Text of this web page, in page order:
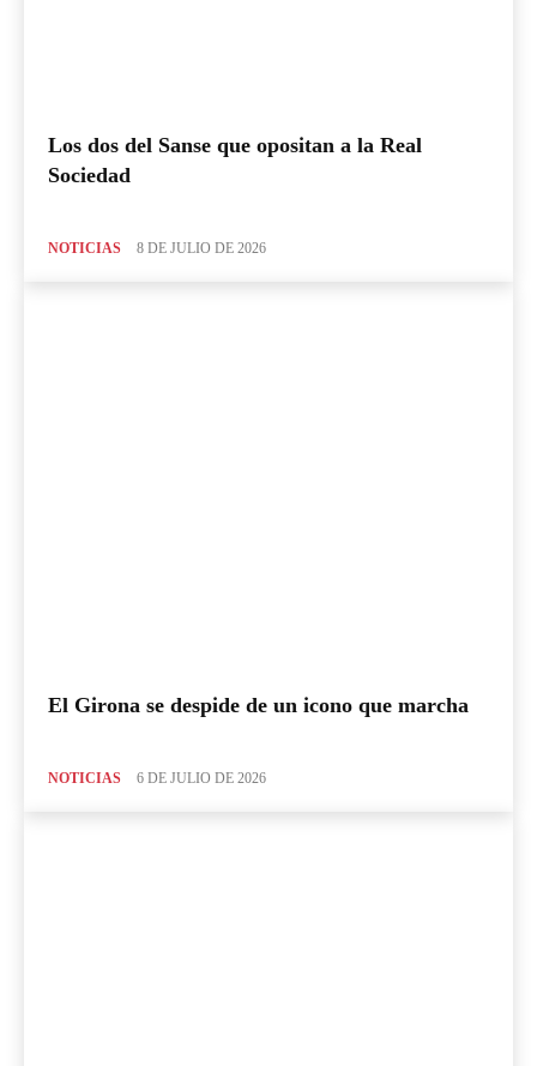
Los dos del Sanse que opositan a la Real
Sociedad
NOTICIAS 8 DE JULIO DE 2026
El Girona se despide de un icono que marcha
NOTICIAS 6 DE JULIO DE 2026